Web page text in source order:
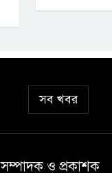
সব খবর
সম্পাদক ও প্রকাশক